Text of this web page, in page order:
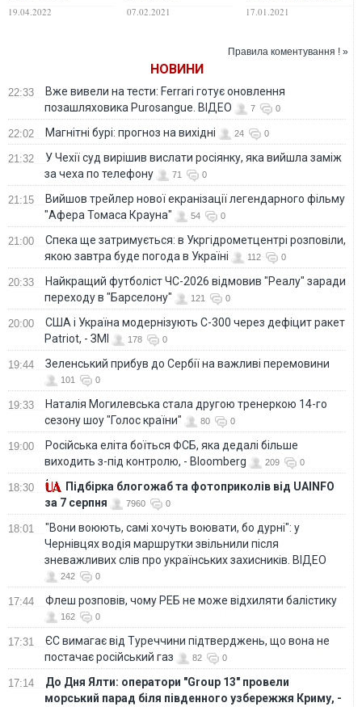
Роналду во время
19.04.2022
румынский
07.02.2021
вместе со своими
17.01.2021
Правила коментування ! »
НОВИНИ
22:33
Вже вивели на тести: Ferrari готує оновлення
позашляховика Purosangue. ВІДЕО
7 0
22:02 Магнітні бурі: прогноз на вихідні 24 0
21:32
У Чехії суд вирішив вислати росіянку, яка вийшла заміж
за чеха по телефону
71 0
21:15
Вийшов трейлер нової екранізації легендарного фільму
"Афера Томаса Крауна"
54 0
21:00
Спека ще затримується: в Укргідрометцентрі розповіли,
якою завтра буде погода в Україні
112 0
20:33
Найкращий футболіст ЧС-2026 відмовив "Реалу" заради
переходу в "Барселону"
121 0
20:00
США і Україна модернізують С-300 через дефіцит ракет
Patriot, - ЗМІ
178 0
19:44 Зеленський прибув до Сербії на важливі перемовини
101 0
19:33
Наталія Могилевська стала другою тренеркою 14-го
сезону шоу "Голос країни"
80 0
19:00
Російська еліта боїться ФСБ, яка дедалі більше
виходить з-під контролю, - Bloomberg
209 0
18:30
Підбірка блогожаб та фотоприколів від UAINFO
за 7 серпня
7960 0
18:01
"Вони воюють, самі хочуть воювати, бо дурні": у
Чернівцях водія маршрутки звільнили після
зневажливих слів про українських захисників. ВІДЕО
242 0
17:44 Флеш розповів, чому РЕБ не може відхиляти балістику
162 0
17:31
ЄС вимагає від Туреччини підтверджень, що вона не
постачає російський газ
82 0
17:14
До Дня Ялти: оператори "Group 13" провели
морський парад біля південного узбережжя Криму, -